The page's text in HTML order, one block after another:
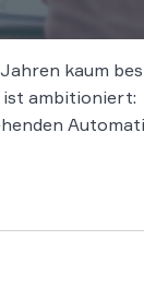
kaum
ist ambitioniert: